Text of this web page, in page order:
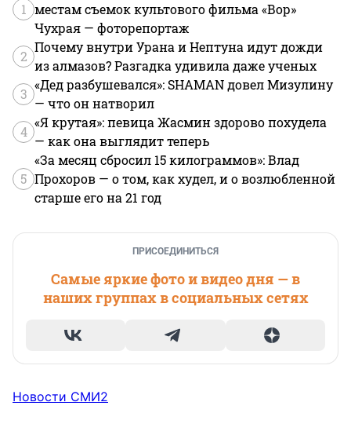
1 местам съемок культового фильма «Вор»
Чухрая — фоторепортаж
2
Почему внутри Урана и Нептуна идут дожди
из алмазов? Разгадка удивила даже ученых
3
«Дед разбушевался»: SHAMAN довел Мизулину
— что он натворил
4
«Я крутая»: певица Жасмин здорово похудела
— как она выглядит теперь
5
«За месяц сбросил 15 килограммов»: Влад
Прохоров — о том, как худел, и о возлюбленной
старше его на 21 год
ПРИСОЕДИНИТЬСЯ
Самые яркие фото и видео дня — в
наших группах в социальных сетях
Новости СМИ2